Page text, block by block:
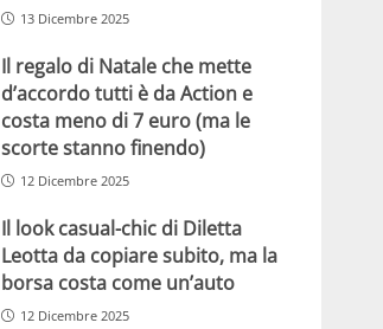
13 Dicembre 2025
Il regalo di Natale che mette
d’accordo tutti è da Action e
costa meno di 7 euro (ma le
scorte stanno finendo)
12 Dicembre 2025
Il look casual-chic di Diletta
Leotta da copiare subito, ma la
borsa costa come un’auto
12 Dicembre 2025